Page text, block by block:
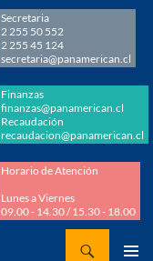
Secretaria
2 255 50 552
2 255 45 124
secretaria@panamerican.cl
Finanzas
finanzas@panamerican.cl
Recaudación
recaudacion@panamerican.cl
Horario de Atención
Lunes a Viernes
09.00 - 14.30 / 15.30 - 18.00